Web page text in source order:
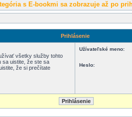
s E-bookmi sa zobrazuje až po
Prihlásenie
všetky služby tohto
sa uistite, že ste sa
že si prečítate
Užívateľské meno:
Heslo: